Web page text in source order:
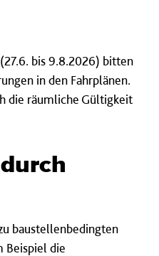
bis 9.8.2026) bitten
in den Fahrplänen.
die räumliche Gültigkeit
baustellenbedingten
Beispiel die